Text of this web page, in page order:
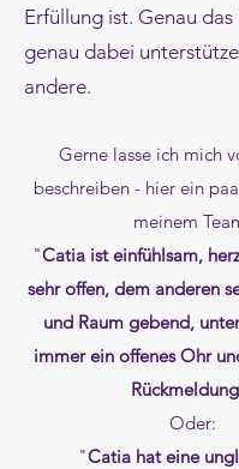
Erfüllung ist. Genau
genau dabei
andere.
Gerne lasse ich mich
beschreiben - hier ein
meinem
"Catia ist einfühlsam,
sehr offen, dem anderen
und Raum gebend,
immer ein offenes Ohr
Oder:
"Catia hat eine